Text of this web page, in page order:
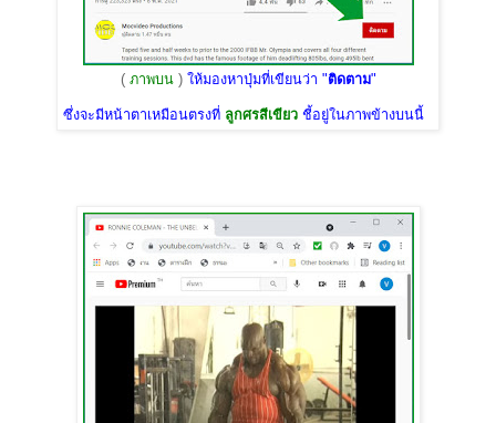
( ภาพบน)ให้มองหาปุ่มที่เขียนว่า "ติดตาม"
ซึ่งจะมีหน้าตาเหมือนตรงที่ ลูกศรสีเขียว ชี้อยู่ในภาพข้างบนนี้